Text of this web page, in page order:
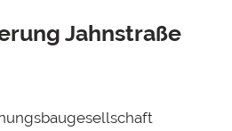
Jahnstraße